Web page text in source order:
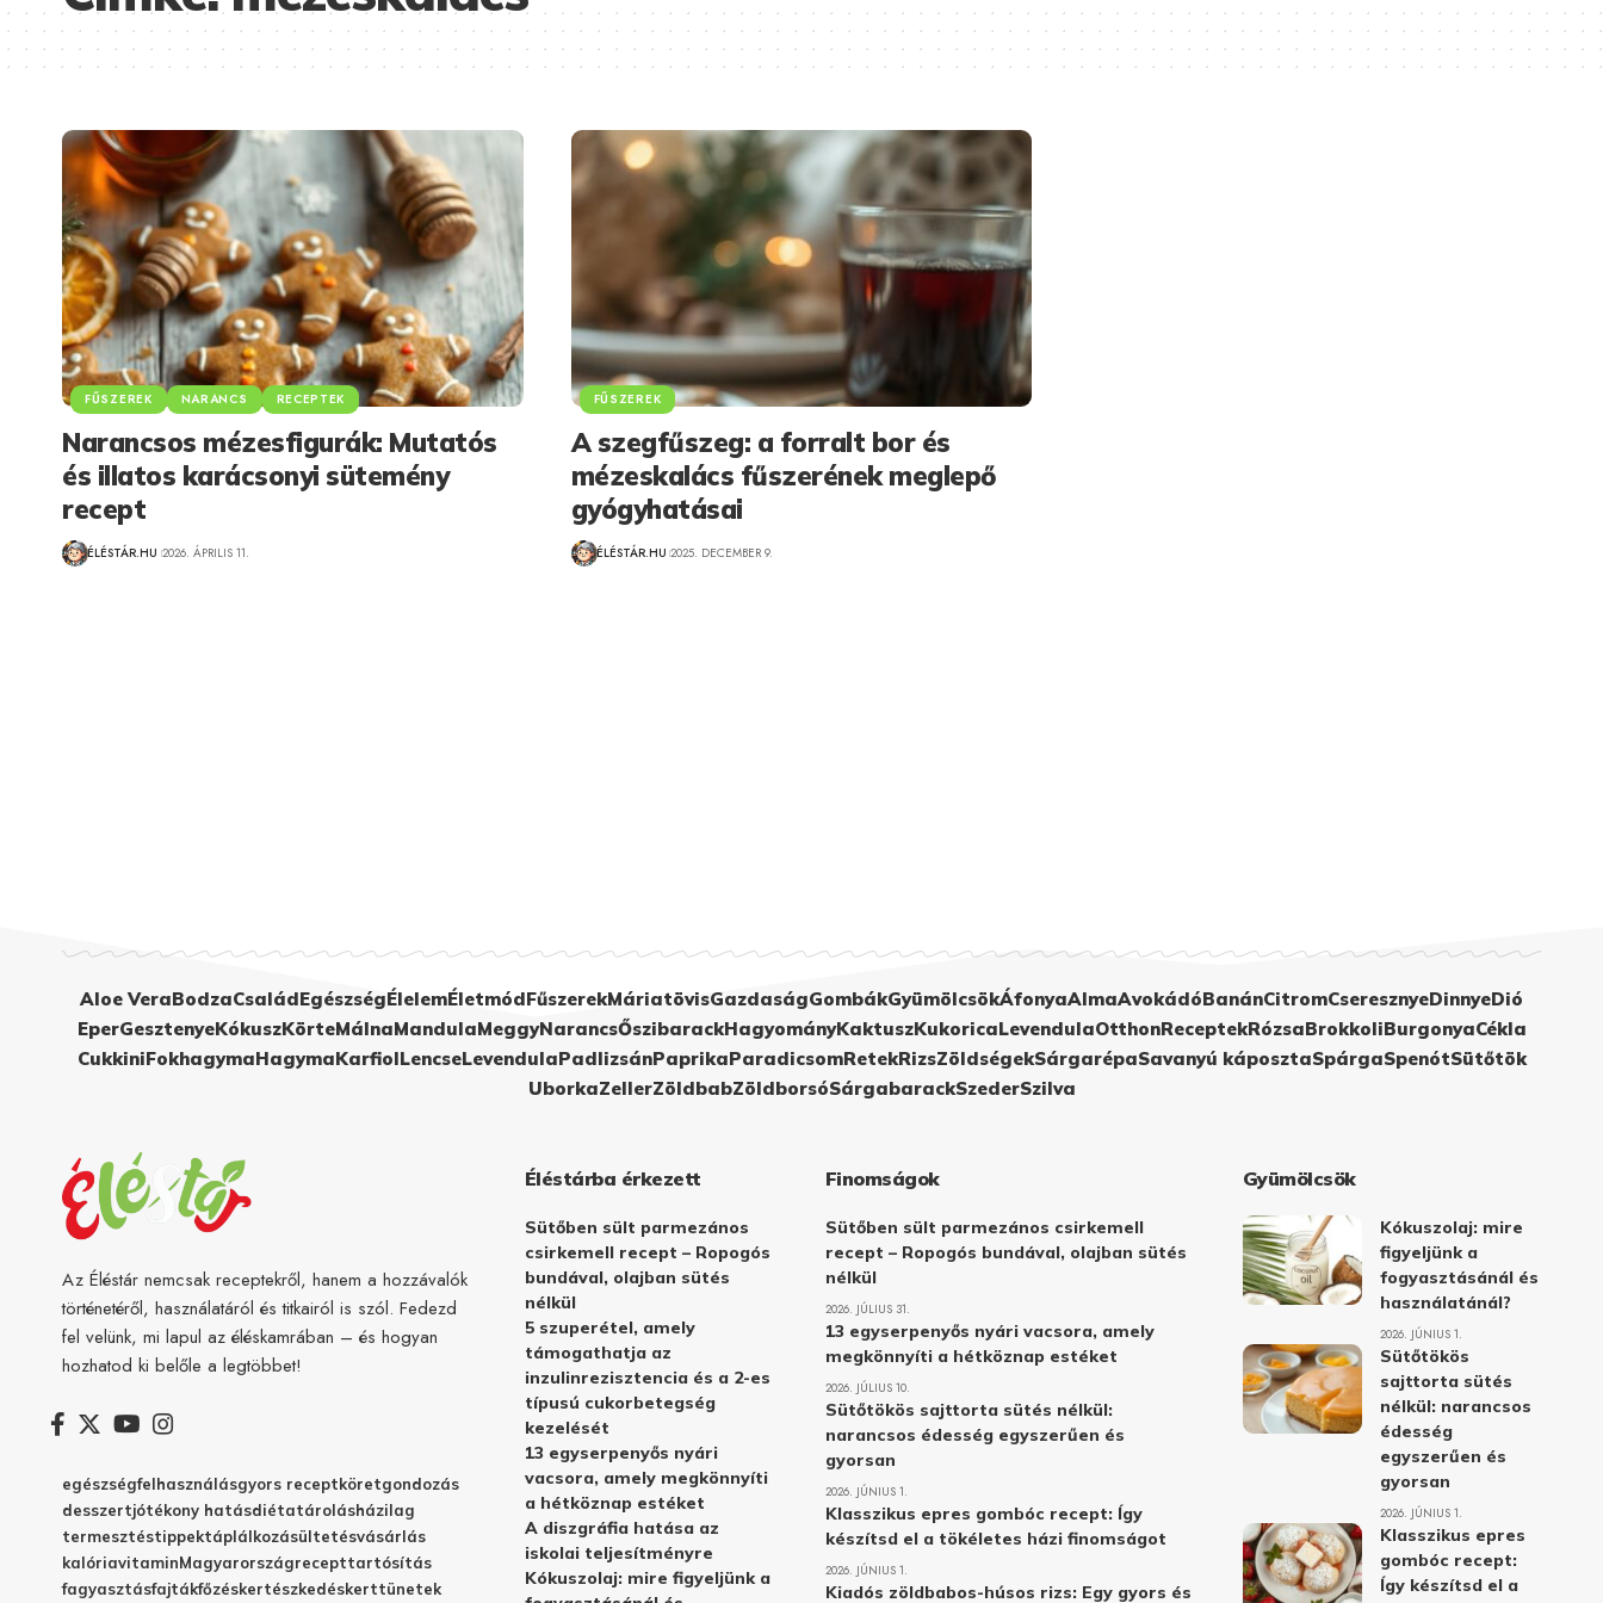
FŰSZEREK NARANCS RECEPTEK
Narancsos mézesfigurák: Mutatós
és illatos karácsonyi sütemény
recept
ÉLÉSTÁR.HU 2026. ÁPRILIS 11.
FŰSZEREK
A szegfűszeg: a forralt bor és
mézeskalács fűszerének meglepő
gyógyhatásai
ÉLÉSTÁR.HU 2025. DECEMBER 9.
Aloe VeraBodzaCsaládEgészségÉlelemÉletmódFűszerekMáriatövisGazdaságGombákGyümölcsökÁfonyaAlmaAvokádóBanánCitromCseresznyeDinnyeDió
EperGesztenyeKókuszKörteMálnaMandulaMeggyNarancsŐszibarackHagyományKaktuszKukoricaLevendulaOtthonReceptekRózsaBrokkoliBurgonyaCékla
CukkiniFokhagymaHagymaKarfiolLencseLevendulaPadlizsánPaprikaParadicsomRetekRizsZöldségekSárgarépaSavanyú káposztaSpárgaSpenótSütőtök
UborkaZellerZöldbabZöldborsóSárgabarackSzederSzilva
Az Éléstár nemcsak receptekről, hanem a hozzávalók
történetéről, használatáról és titkairól is szól. Fedezd
fel velünk, mi lapul az éléskamrában – és hogyan
hozhatod ki belőle a legtöbbet!
egészségfelhasználásgyors receptköretgondozás
desszertjótékony hatásdiétatárolásházilag
termesztéstippektáplálkozásültetésvásárlás
kalóriavitaminMagyarországrecepttartósítás
fagyasztásfajtákfőzéskertészkedéskerttünetek
Éléstárba érkezett
Sütőben sült parmezános
csirkemell recept – Ropogós
bundával, olajban sütés
nélkül
5 szuperétel, amely
támogathatja az
inzulinrezisztencia és a 2-es
típusú cukorbetegség
kezelését
13 egyserpenyős nyári
vacsora, amely megkönnyíti
a hétköznap estéket
A diszgráfia hatása az
iskolai teljesítményre
Kókuszolaj: mire figyeljünk a
Finomságok
Sütőben sült parmezános csirkemell
recept – Ropogós bundával, olajban sütés
nélkül
2026. JÚLIUS 31.
13 egyserpenyős nyári vacsora, amely
megkönnyíti a hétköznap estéket
2026. JÚLIUS 10.
Sütőtökös sajttorta sütés nélkül:
narancsos édesség egyszerűen és
gyorsan
2026. JÚNIUS 1.
Klasszikus epres gombóc recept: Így
készítsd el a tökéletes házi finomságot
2026. JÚNIUS 1.
Kiadós zöldbabos-húsos rizs: Egy gyors és
Gyümölcsök
Kókuszolaj: mire
figyeljünk a
fogyasztásánál és
használatánál?
2026. JÚNIUS 1.
Sütőtökös
sajttorta sütés
nélkül: narancsos
édesség
egyszerűen és
gyorsan
2026. JÚNIUS 1.
Klasszikus epres
gombóc recept:
Így készítsd el a